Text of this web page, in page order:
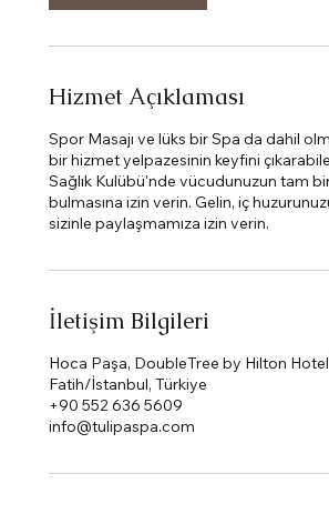
Hizmet Açıklaması
Spor Masajı ve lüks bir Spa da dahil
bir hizmet yelpazesinin keyfini
Sağlık Kulübü'nde vücudunuzun tam
bulmasına izin verin. Gelin, iç
İletişim Bilgileri
Hoca Paşa, DoubleTree by Hilton
Fatih/İstanbul, Türkiye
+90 552 636 5609
info@tulipaspa.com